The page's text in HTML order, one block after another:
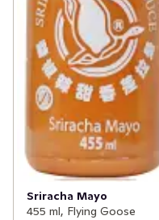
Sriracha Mayo
455 ml, Flying Goose